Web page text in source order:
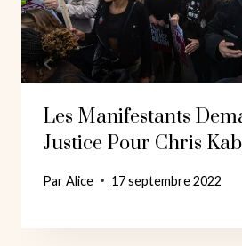
Les Manifestants
Justice Pour Chris
ParAlice 17 septembre 2022